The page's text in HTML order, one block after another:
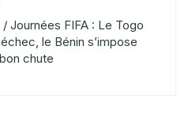
/ Journées FIFA : Le Togo
le Bénin s’impose
chute